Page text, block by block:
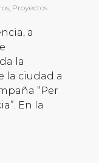
, Proyectos
a
la
la ciudad a
“Per
En la